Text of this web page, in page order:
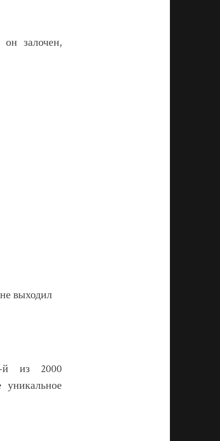
залочен,
выходил
й из 2000